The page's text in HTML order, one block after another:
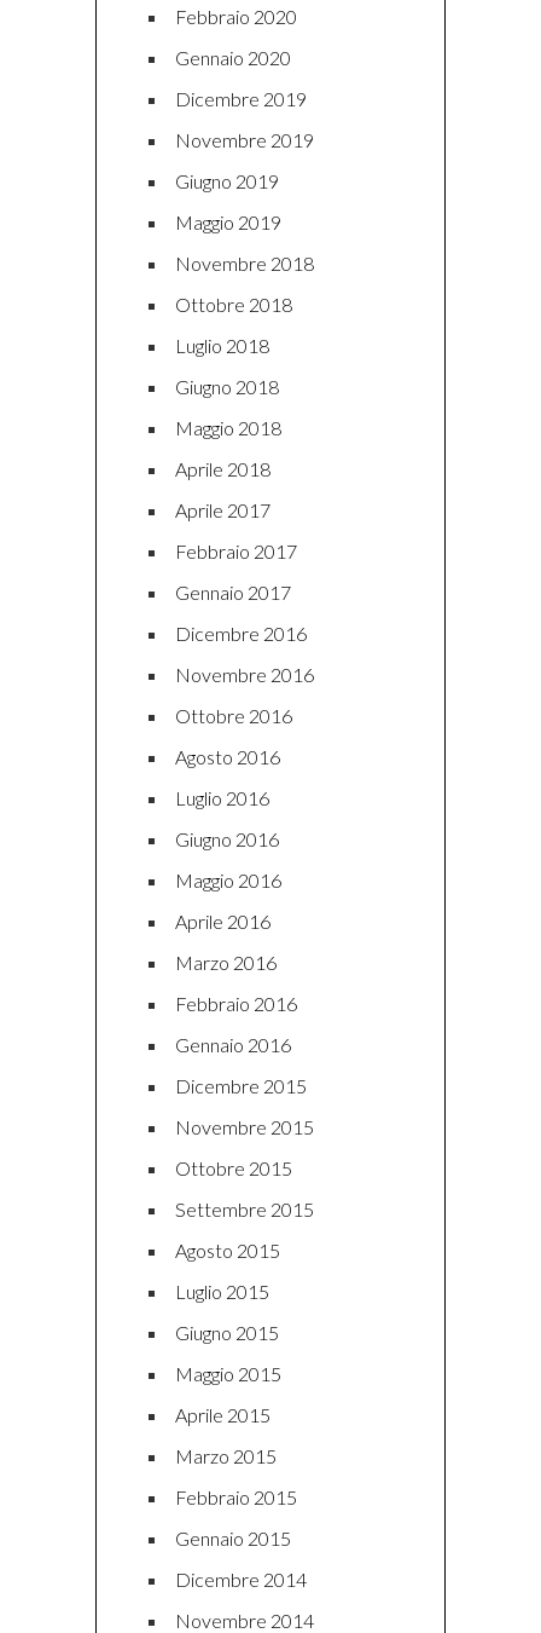
Febbraio 2020
Gennaio 2020
Dicembre 2019
Novembre 2019
Giugno 2019
Maggio 2019
Novembre 2018
Ottobre 2018
Luglio 2018
Giugno 2018
Maggio 2018
Aprile 2018
Aprile 2017
Febbraio 2017
Gennaio 2017
Dicembre 2016
Novembre 2016
Ottobre 2016
Agosto 2016
Luglio 2016
Giugno 2016
Maggio 2016
Aprile 2016
Marzo 2016
Febbraio 2016
Gennaio 2016
Dicembre 2015
Novembre 2015
Ottobre 2015
Settembre 2015
Agosto 2015
Luglio 2015
Giugno 2015
Maggio 2015
Aprile 2015
Marzo 2015
Febbraio 2015
Gennaio 2015
Dicembre 2014
Novembre 2014